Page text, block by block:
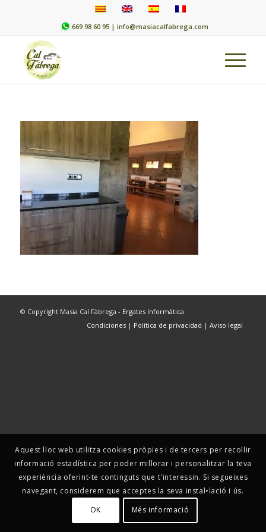
669 98 60 95 |info@masiacalfabrega.com
© Copyright Masia Cal Fàbrega - Ergates Informàtica
Condiciones | Política de privacidad |Aviso legal
Aquest lloc web utilitza cookies pròpies i de tercers per recollir
informació estadística per poder millorar i personalitzar la teva
experiència oferint-te continguts que t'interessin. Si segueixes
navegant, considerem que acceptes la seva instal•lació i ús.
OK
Més informació